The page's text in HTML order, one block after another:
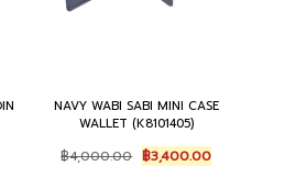
NAVY WABI SABI MINI CASE
WALLET (K8101405)
฿4,000.00 Original
price
฿3,400.00Current
price